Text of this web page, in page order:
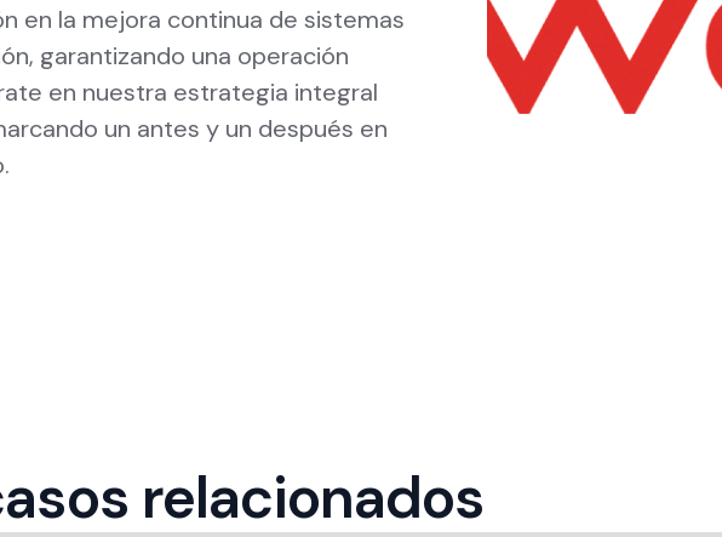
en la mejora continua de sistemas
garantizando una operación
en nuestra estrategia integral
un antes y un después en
relacionados